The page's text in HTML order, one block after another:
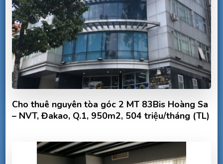
Cho thuê nguyên tòa góc 2 MT 83Bis Hoàng Sa
– NVT, Đakao, Q.1, 950m2, 504 triệu/tháng (TL)